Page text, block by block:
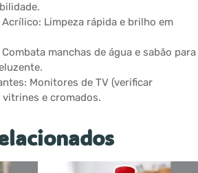
Acrílico: Limpeza rápida e brilho em
manchas de água e sabão para
Monitores de TV (verificar
e cromados.